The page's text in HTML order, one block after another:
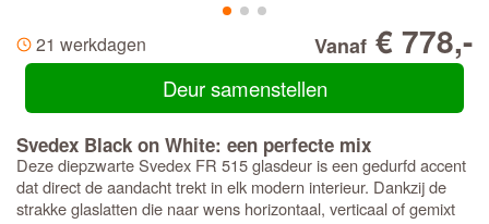
21 werkdagen Vanaf € 778,-
Deur samenstellen
Svedex Black on White: een perfecte mix
Deze diepzwarte Svedex FR 515 glasdeur is een gedurfd accent
dat direct de aandacht trekt in elk modern interieur. Dankzij de
strakke glaslatten die naar wens horizontaal, verticaal of gemixt